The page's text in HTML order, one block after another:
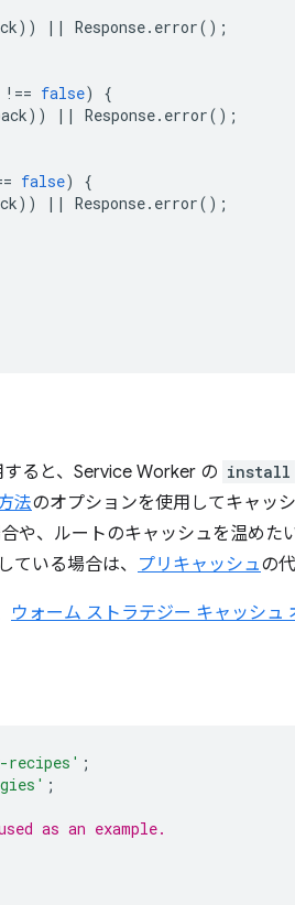
)) || Response. error();
!== false)
{
)) || Response. error();
false)
{
)) || Response. error();
ると、Service Worker の install
法のオプションを使用してキャッ
や、ルートのキャッシュを温めた
ている場合は、 プリキャッシュの
ウォーム ストラテジー キャッシュ
recipes' ;
;
as an example.